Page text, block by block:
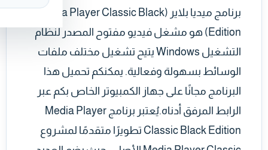
برنامج ميديا بلاير (Media Player Classic Black
Edition) هو مشغل فيديو مفتوح المصدر لنظام
التشغيل Windows يتيح تشغيل مختلف ملفات
الوسائط بسهولة وفعالية. يمكنكم تحميل هذا
البرنامج مجانًا على جهاز الكمبيوتر الخاص بكم عبر
الرابط المرفق أدناه.يُعتبر برنامج Media Player
Classic Black Edition تطويرًا متقدمًا لمشروع